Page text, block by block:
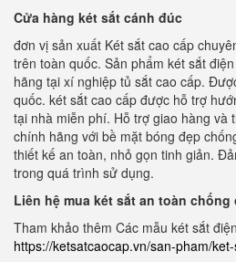
Cửa hàng két sắt cánh đúc
đơn vị sản xuất Két sắt cao cấp
trên toàn quốc. Sản phẩm két sắt
hãng tại xí nghiệp tủ sắt cao cấp.
quốc. két sắt cao cấp được hỗ trợ
tại nhà miễn phí. Hỗ trợ giao hàng và
chính hãng với bề mặt bóng đẹp
thiết kế an toàn, nhỏ gọn tinh giản.
trong quá trình sử dụng.
Liên hệ mua két sắt an toàn chống
Tham khảo thêm Các mẫu két sắt
https://ketsatcaocap.vn/san-pham/